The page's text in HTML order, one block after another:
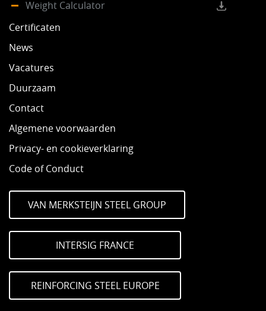
Weight Calculator
Certificaten
News
Vacatures
Duurzaam
Contact
Algemene voorwaarden
Privacy- en cookieverklaring
Code of Conduct
VAN MERKSTEIJN STEEL GROUP
INTERSIG FRANCE
REINFORCING STEEL EUROPE